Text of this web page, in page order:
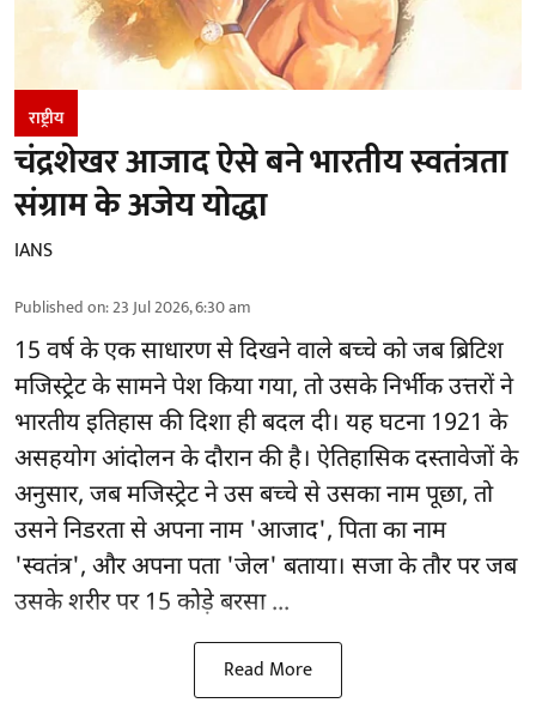
राष्ट्रीय
चंद्रशेखर आजाद ऐसे बने भारतीय स्वतंत्रता
संग्राम के अजेय योद्धा
IANS
Published on:23 Jul 2026, 6:30 am
15 वर्ष के एक साधारण से दिखने वाले बच्चे को जब ब्रिटिश
मजिस्ट्रेट के सामने पेश किया गया, तो उसके निर्भीक उत्तरों ने
भारतीय इतिहास की दिशा ही बदल दी। यह घटना 1921 के
असहयोग आंदोलन के दौरान की है। ऐतिहासिक दस्तावेजों के
अनुसार, जब मजिस्ट्रेट ने उस बच्चे से उसका नाम पूछा, तो
उसने निडरता से अपना नाम 'आजाद', पिता का नाम
'स्वतंत्र', और अपना पता 'जेल' बताया। सजा के तौर पर जब
उसके शरीर पर 15 कोड़े बरसा ...
Read More